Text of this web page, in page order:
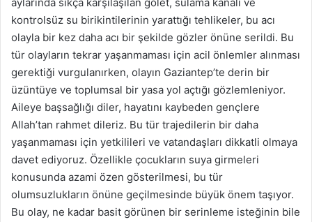
kontrolsüz su birikintilerinin yarattığı tehlikeler, bu acı
olayla bir kez daha acı bir şekilde gözler önüne serildi. Bu
tür olayların tekrar yaşanmaması için acil önlemler alınması
gerektiği vurgulanırken, olayın Gaziantep’te derin bir
üzüntüye ve toplumsal bir yasa yol açtığı gözlemleniyor.
Aileye başsağlığı diler, hayatını kaybeden gençlere
Allah’tan rahmet dileriz. Bu tür trajedilerin bir daha
yaşanmaması için yetkilileri ve vatandaşları dikkatli olmaya
davet ediyoruz. Özellikle çocukların suya girmeleri
konusunda azami özen gösterilmesi, bu tür
olumsuzlukların önüne geçilmesinde büyük önem taşıyor.
Bu olay, ne kadar basit görünen bir serinleme isteğinin bile